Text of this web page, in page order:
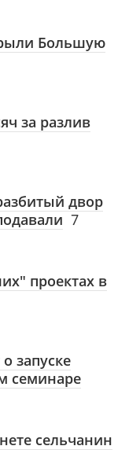
Большую
за разлив
двор
7
проектах в
запуске
семинаре
сельчанин